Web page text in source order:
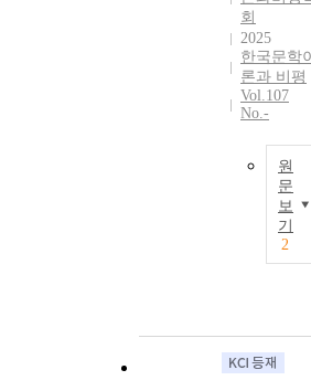
회
2025
한국문학
론과 비평
Vol.107
No.-
원
문
보
기
2